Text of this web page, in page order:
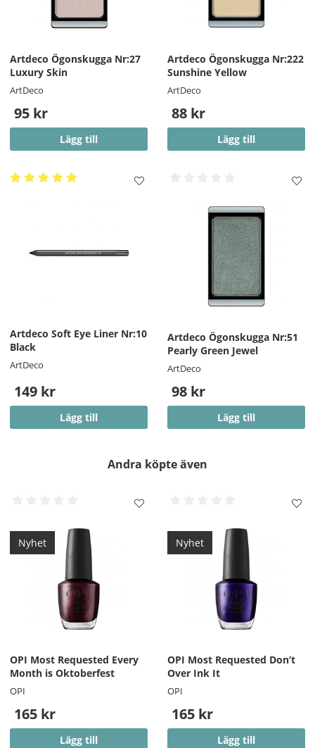
Artdeco Ögonskugga Nr:27
Luxury Skin
ArtDeco
95 kr
Lägg till
Artdeco Ögonskugga Nr:222
Sunshine Yellow
ArtDeco
88 kr
Lägg till
Artdeco Soft Eye Liner Nr:10
Black
ArtDeco
149 kr
Lägg till
Artdeco Ögonskugga Nr:51
Pearly Green Jewel
ArtDeco
98 kr
Lägg till
Andra köpte även
Nyhet
OPI Most Requested Every
Month is Oktoberfest
OPI
165 kr
Lägg till
Nyhet
OPI Most Requested Don’t
Over Ink It
OPI
165 kr
Lägg till